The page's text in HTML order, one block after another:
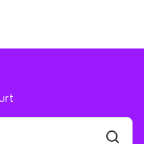
hebben voor het hele
kleine avonturiers door
een fijne en warme
Kies daarbij samen het
weer uren zoet. Is
nieuwe regenjas voor
uit een ruim